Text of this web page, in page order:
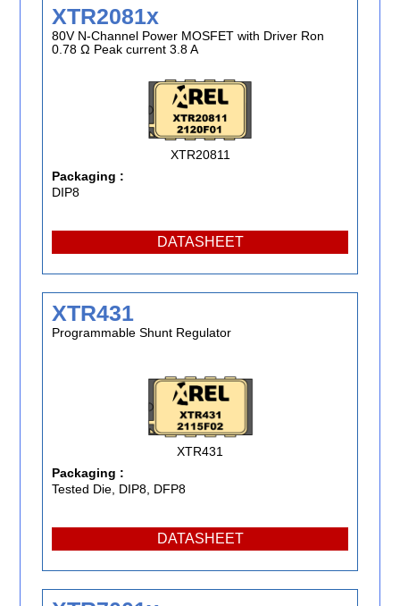
XTR2081x
80V N-Channel Power MOSFET with Driver Ron
0.78 Ω Peak current 3.8 A
XTR20811
Packaging :
DIP8
DATASHEET
XTR431
Programmable Shunt Regulator
XTR431
Packaging :
Tested Die, DIP8, DFP8
DATASHEET